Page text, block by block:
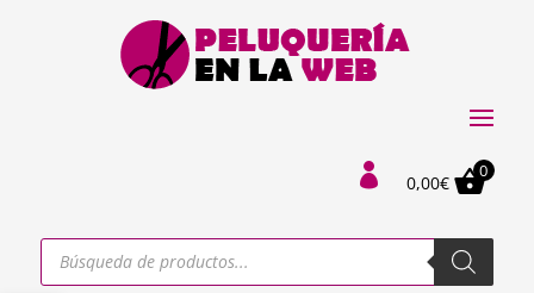
 0,00€
0
Búsqueda
productos